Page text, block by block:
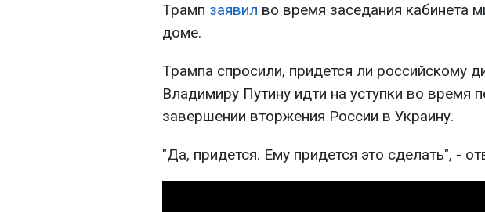
Трамп заявил во время заседания кабинета
доме.
Трампа спросили, придется ли российскому
Владимиру Путину идти на уступки во время
завершении вторжения России в Украину.
"Да, придется. Ему придется это сделать", -